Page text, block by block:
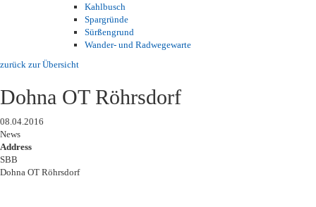
Kahlbusch
Spargründe
Sürßengrund
Wander- und Radwegewarte
zurück zur Übersicht
Dohna OT Röhrsdorf
08.04.2016
News
Address
SBB
Dohna OT Röhrsdorf